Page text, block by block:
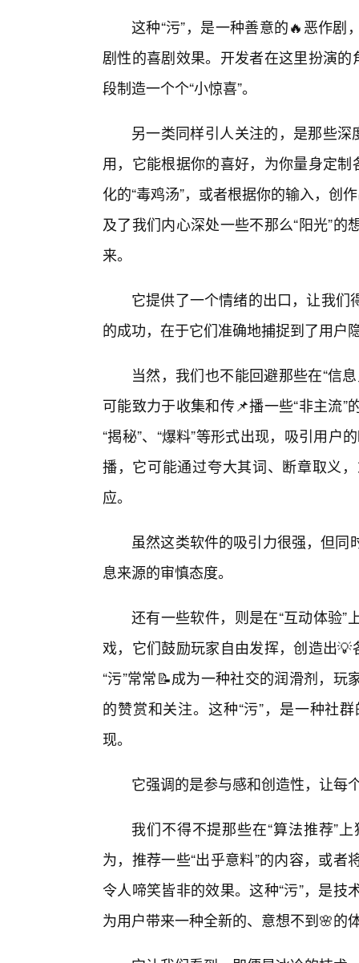
这种“污”，是一种善意的🔥恶作
剧性的喜剧效果。开发者在这里扮演
段制造一个个“小惊喜”。
另一类同样引人关注的，是那些深
用，它能根据你的喜好，为你量身定
化的“毒鸡汤”，或者根据你的输入，创
及了我们内心深处一些不那么“阳光”
来。
它提供了一个情绪的出口，让我
的成功，在于它们准确地捕捉到了用户
当然，我们也不能回避那些在“信
可能致力于收集和传📌播一些“非主流
“揭秘”、“爆料”等形式出现，吸引用户
播，它可能通过夸大其词、断章取义
应。
虽然这类软件的吸引力很强，但
息来源的审慎态度。
还有一些软件，则是在“互动体验
戏，它们鼓励玩家自由发挥，创造出
“污”常常📝成为一种社交的润滑剂，
的赞赏和关注。这种“污”，是一种社
现。
它强调的是参与感和创造性，让每
我们不得不提那些在“算法推荐”
为，推荐一些“出乎意料”的内容，或
令人啼笑皆非的效果。这种“污”，是
为用户带来一种全新的、意想不到🌸的